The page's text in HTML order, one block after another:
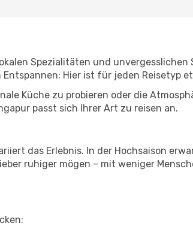
Spezialitäten und unvergesslichen
Hier ist für jeden Reisetyp
Küche zu probieren oder die
passt sich Ihrer Art zu reisen an.
das Erlebnis. In der Hochsaison
ruhiger mögen – mit weniger